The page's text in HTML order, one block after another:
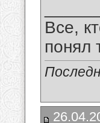
Все,
понял